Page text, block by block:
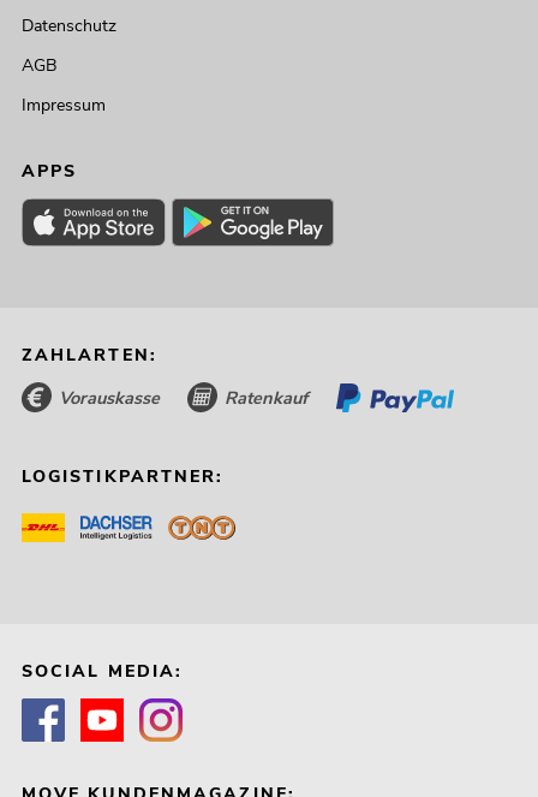
Datenschutz
AGB
Impressum
APPS
ZAHLARTEN:
Vorauskasse Ratenkauf
LOGISTIKPARTNER:
SOCIAL MEDIA: